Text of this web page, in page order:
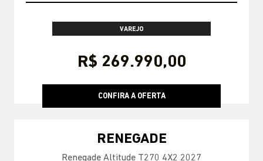
VAREJO
R$ 269.990,00
CONFIRA A OFERTA
RENEGADE
Renegade Altitude T270 4X2 2027